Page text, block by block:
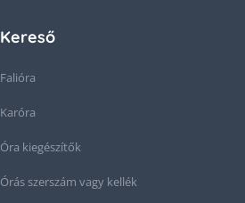
Kereső
Falióra
Karóra
Óra kiegészítők
Órás szerszám vagy kellék